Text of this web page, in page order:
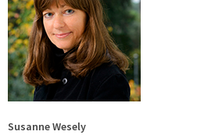
Susanne Wesely